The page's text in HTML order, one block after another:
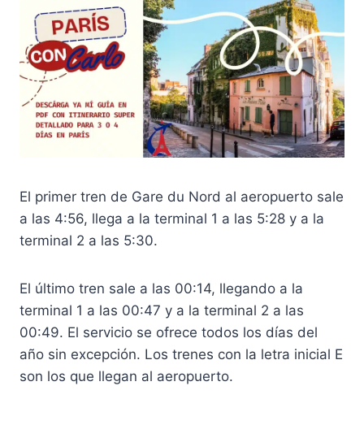
El primer tren de Gare du Nord al aeropuerto sale
a las 4:56, llega a la terminal 1 a las 5:28 y a la
terminal 2 a las 5:30.
El último tren sale a las 00:14, llegando a la
terminal 1 a las 00:47 y a la terminal 2 a las
00:49. El servicio se ofrece todos los días del
año sin excepción. Los trenes con la letra inicial E
son los que llegan al aeropuerto.